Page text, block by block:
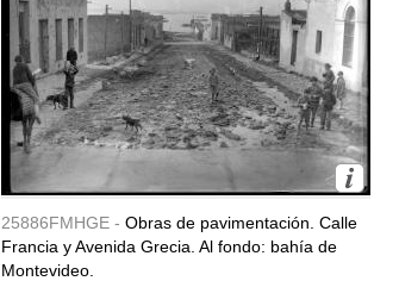
25886FMHGE - Obras de pavimentación. Calle
Francia y Avenida Grecia. Al fondo: bahía de
Montevideo.